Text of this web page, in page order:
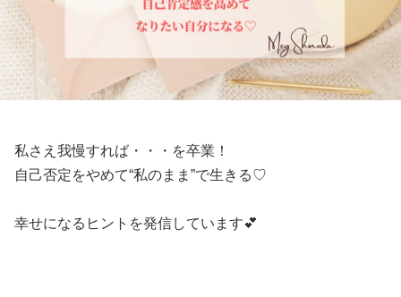
私さえ我慢すれば・・・を卒業！
自己否定をやめて“私のまま”で生きる♡
幸せになるヒントを発信しています💕